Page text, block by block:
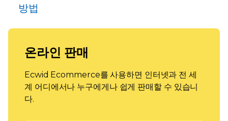
방법
온라인 판매
Ecwid Ecommerce를 사용하면 인터넷과 전 세
계 어디에서나 누구에게나 쉽게 판매할 수 있습니
다.